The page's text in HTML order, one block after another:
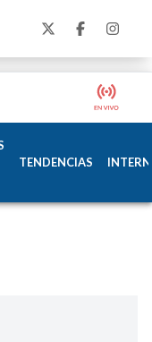
TENDENCIAS